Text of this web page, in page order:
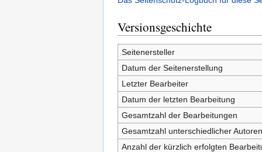
Versionsgeschichte
Seitenersteller
Datum der Seitenerstellung
Letzter Bearbeiter
Datum der letzten Bearbeitung
Gesamtzahl der Bearbeitungen
Gesamtzahl unterschiedlicher Autoren
Anzahl der kürzlich erfolgten